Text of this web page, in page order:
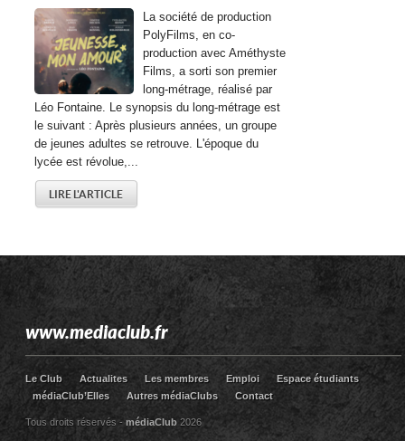
La société de production
PolyFilms, en co-
production avec Améthyste
Films, a sorti son premier
long-métrage, réalisé par
Léo Fontaine. Le synopsis du long-métrage est
le suivant : Après plusieurs années, un groupe
de jeunes adultes se retrouve. L'époque du
lycée est révolue,...
LIRE L'ARTICLE
www.mediaclub.fr
Le Club Actualites Les membres Emploi
Espace étudiants
médiaClub’Elles
Autres médiaClubs Contact
Tous droits réservés -médiaClub 2026